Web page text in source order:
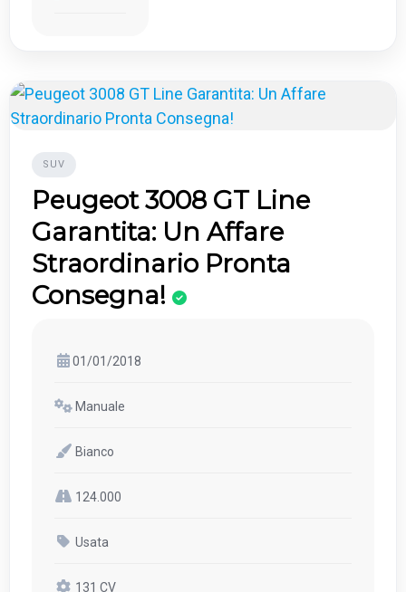
SUV
Peugeot 3008 GT Line
Garantita: Un Affare
Straordinario Pronta
Consegna!
01/01/2018
Manuale
Bianco
124.000
Usata
131 CV